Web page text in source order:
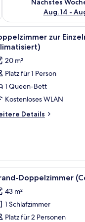
Nächstes
Aug. 14 -
2
zur
20 m²
Platz für 1 Person
1 Queen-Bett
Kostenloses WLAN
Details
3 Doppelzimmer
43 m²
1 Schlafzimmer
Platz für 2 Personen